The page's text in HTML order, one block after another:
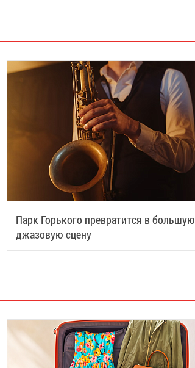
Парк Горького превратится в большую
джазовую сцену